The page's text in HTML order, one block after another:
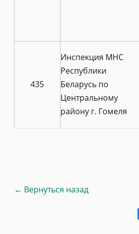
435
Инспекция МНС
Республики
Беларусь по
Центральному
району г. Гомеля
← Вернуться назад